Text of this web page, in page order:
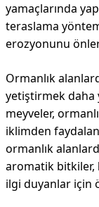
yamaçlarında
teraslama
erozyonunu
Ormanlık
yetiştirmek daha
meyveler,
iklimden
ormanlık
aromatik bitkiler,
ilgi duyanlar için